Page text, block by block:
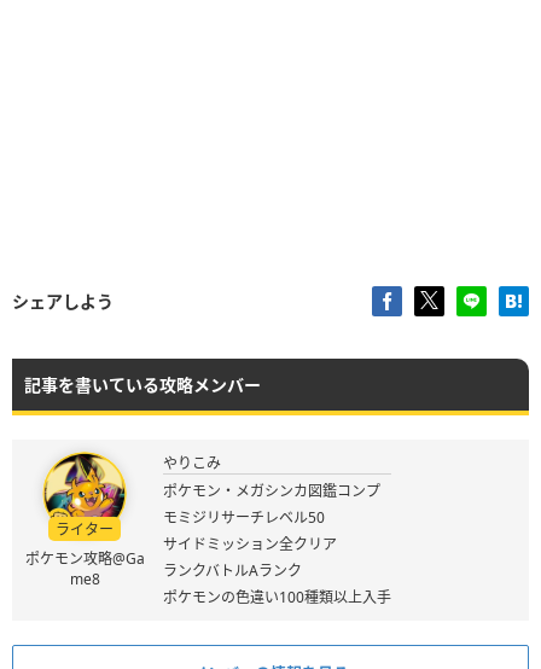
シェアしよう
記事を書いている攻略メンバー
ライター
ポケモン攻略@Ga
me8
やりこみ
ポケモン・メガシンカ図鑑コンプ
モミジリサーチレベル50
サイドミッション全クリア
ランクバトルAランク
ポケモンの色違い100種類以上入手